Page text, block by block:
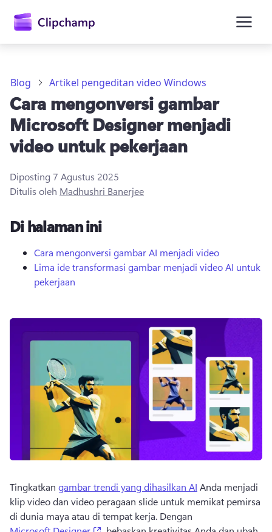
utama
Masuk
Blog Artikel pengeditan video Windows
Cara mengonversi gambar
Microsoft Designer menjadi
video untuk pekerjaan
Diposting 7 Agustus 2025
Ditulis oleh Madhushri Banerjee
Di halaman ini
Cara mengonversi gambar AI menjadi video
Lima ide transformasi gambar menjadi video AI untuk
pekerjaan
Tingkatkan gambar trendi yang dihasilkan AI Anda menjadi
klip video dan video peragaan slide untuk memikat pemirsa
di dunia maya atau di tempat kerja. Dengan